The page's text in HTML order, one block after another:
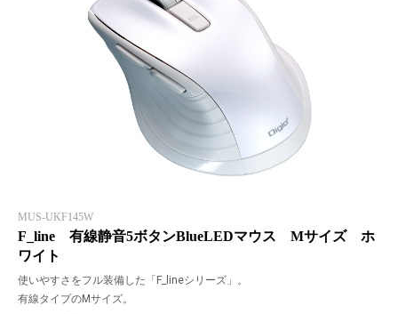
MUS-UKF145W
F_line 有線静音5ボタンBlueLEDマウス Mサイズ ホ
ワイト
使いやすさをフル装備した「F_lineシリーズ」。
有線タイプのMサイズ。